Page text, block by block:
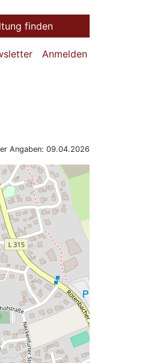
finden
Anmelden
Angaben: 09.04.2026